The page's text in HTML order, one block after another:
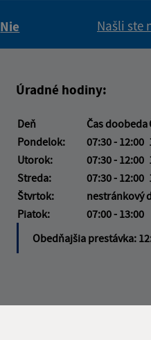
Nie
Našli ste
Úradné hodiny:
Deň Čas doobeda
Pondelok:
07:30 - 12:00
Utorok:
07:30 - 12:00
Streda:
07:30 - 12:00
Štvrtok:
nestránkový
Piatok:
07:00 - 13:00
Obedňajšia prestávka: